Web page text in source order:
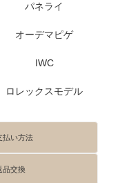
パネライ
オーデマピゲ
IWC
ロレックスモデル
払い方法
品交換